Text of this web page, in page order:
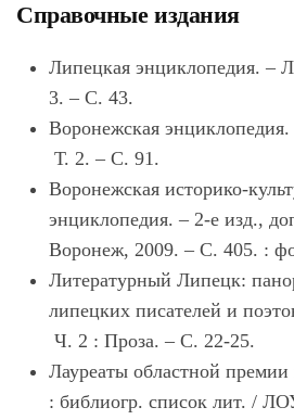
Справочные издания
Липецкая энциклопедия. –
3. – С. 43.
Воронежская
Т. 2. – С. 91.
Воронежская историко-
энциклопедия. – 2-е изд.,
Воронеж, 2009. – С. 405. :
Литературный Липецк:
липецких писателей и
Ч. 2 : Проза. – С. 22-25.
Лауреаты областной
: библиогр. список лит. /